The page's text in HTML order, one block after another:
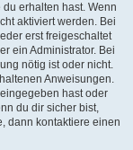
erhalten hast. Wenn
aktiviert werden. Bei
erst freigeschaltet
ein Administrator. Bei
nötig ist oder nicht.
Anweisungen.
hast oder
du dir sicher bist,
dann kontaktiere einen